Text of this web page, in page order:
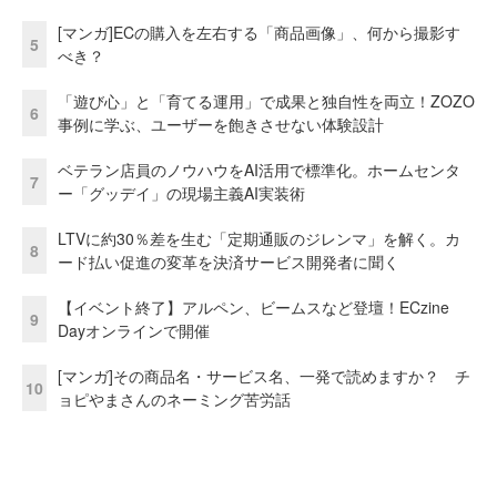
5
[マンガ]ECの購入を左右する「商品画像」、何から撮影す
べき？
6
「遊び心」と「育てる運用」で成果と独自性を両立！ZOZO
事例に学ぶ、ユーザーを飽きさせない体験設計
7
ベテラン店員のノウハウをAI活用で標準化。ホームセンタ
ー「グッデイ」の現場主義AI実装術
8
LTVに約30％差を生む「定期通販のジレンマ」を解く。カ
ード払い促進の変革を決済サービス開発者に聞く
9
【イベント終了】アルペン、ビームスなど登壇！ECzine
Dayオンラインで開催
10
[マンガ]その商品名・サービス名、一発で読めますか？ チ
ョピやまさんのネーミング苦労話